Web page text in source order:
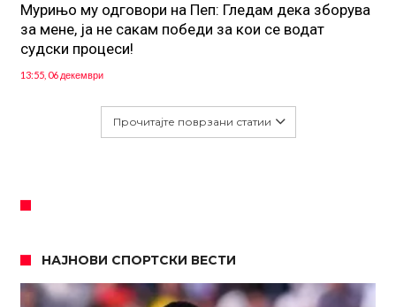
Mурињо му одговори на Пеп: Гледам дека зборува
за мене, ја не сакам победи за кои се водат
судски процеси!
13:55, 06 декември
Прочитајте поврзани статии
НАЈНОВИ СПОРТСКИ ВЕСТИ